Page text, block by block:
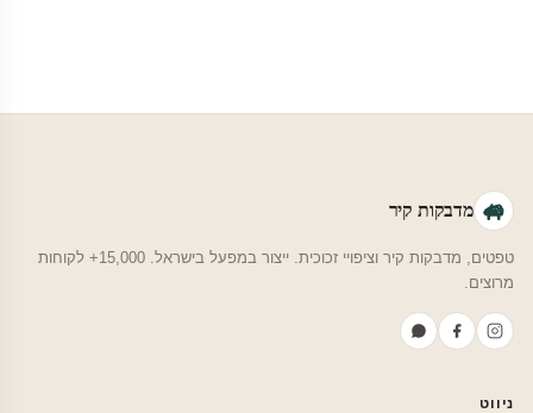
מדבקות קיר
טפטים, מדבקות קיר וציפויי זכוכית. ייצור במפעל בישראל. 15,000+ לקוחות
מרוצים.
ניווט